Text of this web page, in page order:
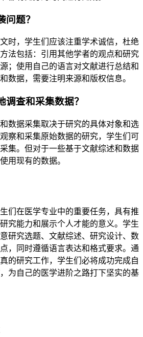
问题？
时，学生们应该注重学术诚信，杜绝
法包括：引用其他学者的观点和研究
；使用自己的语言对文献进行总结和
数据，需要注明来源和版权信息。
调查和采集数据？
数据采集取决于研究的具体对象和选
察和采集原始数据的研究，学生们可
集。但对于一些基于文献综述和数据
用现有的数据。
们在医学专业中的重要任务，具有推
究能力和展示个人才能的意义。学生
研究选题、文献综述、研究设计、数
，同时遵循语言表达和格式要求。通
的研究工作，学生们必将成功完成自
为自己的医学进阶之路打下坚实的基